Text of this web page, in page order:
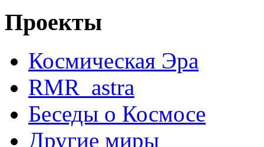
Проекты
Космическая Эра
RMR_astra
Беседы о Космосе
Другие миры